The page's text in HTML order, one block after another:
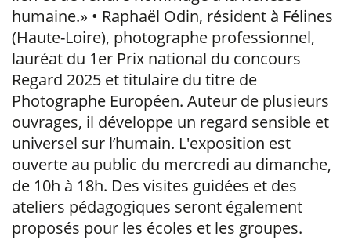
humaine.» • Raphaël Odin, résident à Félines
(Haute-Loire), photographe professionnel,
lauréat du 1er Prix national du concours
Regard 2025 et titulaire du titre de
Photographe Européen. Auteur de plusieurs
ouvrages, il développe un regard sensible et
universel sur l’humain. L'exposition est
ouverte au public du mercredi au dimanche,
de 10h à 18h. Des visites guidées et des
ateliers pédagogiques seront également
proposés pour les écoles et les groupes.